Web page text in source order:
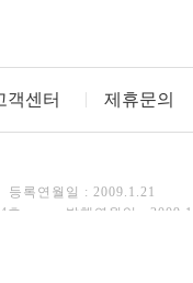
객센터 제휴문의
등록연월일 : 2009.1.21
호
발행연월일 :